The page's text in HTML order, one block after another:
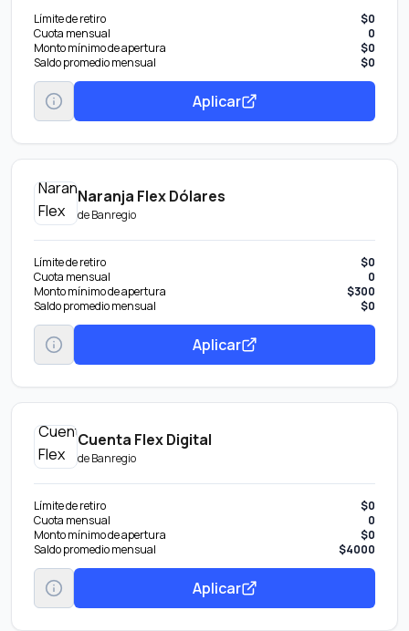
Límite de retiro
$0
Cuota mensual
0
Monto mínimo de apertura
$0
Saldo promedio mensual
$0
Aplicar
Naranja Flex Dólares
deBanregio
Límite de retiro
$0
Cuota mensual
0
Monto mínimo de apertura
$300
Saldo promedio mensual
$0
Aplicar
Cuenta Flex Digital
deBanregio
Límite de retiro
$0
Cuota mensual
0
Monto mínimo de apertura
$0
Saldo promedio mensual
$4000
Aplicar